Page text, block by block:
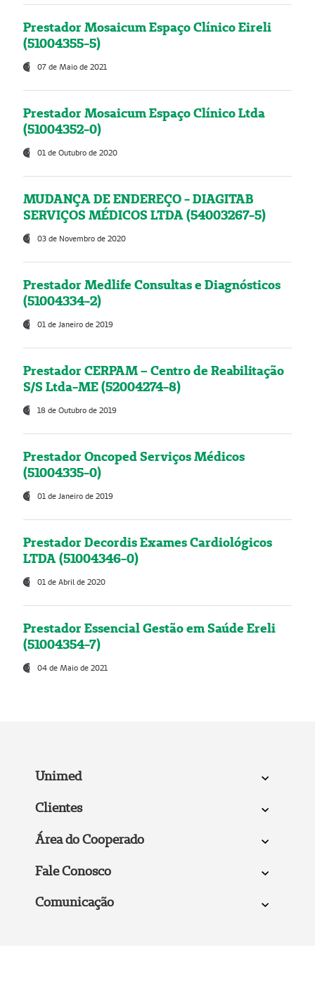
Prestador Mosaicum Espaço Clínico Eireli
(51004355-5)
07 de Maio de 2021
Prestador Mosaicum Espaço Clínico Ltda
(51004352-0)
01 de Outubro de 2020
MUDANÇA DE ENDEREÇO - DIAGITAB
SERVIÇOS MÉDICOS LTDA (54003267-5)
03 de Novembro de 2020
Prestador Medlife Consultas e Diagnósticos
(51004334-2)
01 de Janeiro de 2019
Prestador CERPAM – Centro de Reabilitação
S/S Ltda-ME (52004274-8)
18 de Outubro de 2019
Prestador Oncoped Serviços Médicos
(51004335-0)
01 de Janeiro de 2019
Prestador Decordis Exames Cardiológicos
LTDA (51004346-0)
01 de Abril de 2020
Prestador Essencial Gestão em Saúde Ereli
(51004354-7)
04 de Maio de 2021
Unimed
Clientes
Área do Cooperado
Fale Conosco
Comunicação